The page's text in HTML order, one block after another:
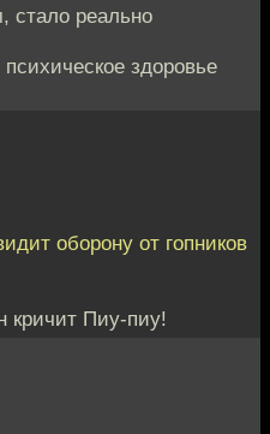
стало реально
здоровье
оборону от гопников
кричит Пиу-пиу!